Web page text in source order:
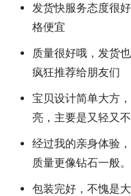
发货快服务态度很
格便宜
质量很好哦，发货
疯狂推荐给朋友们
宝贝设计简单大方
亮，主要是又轻又
经过我的亲身体验
质量更像钻石一般
包装完好，不愧是